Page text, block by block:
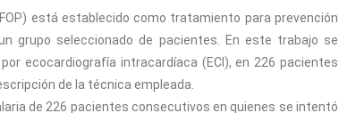
está establecido como tratamiento para prevención
grupo seleccionado de pacientes. En este trabajo se
ecocardiografía intracardíaca (ECI), en 226 pacientes
de la técnica empleada.
de 226 pacientes consecutivos en quienes se intentó